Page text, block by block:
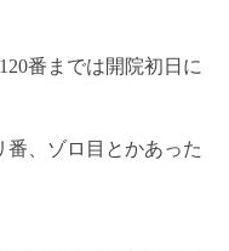
番までは開院初日に
、ゾロ目とかあった